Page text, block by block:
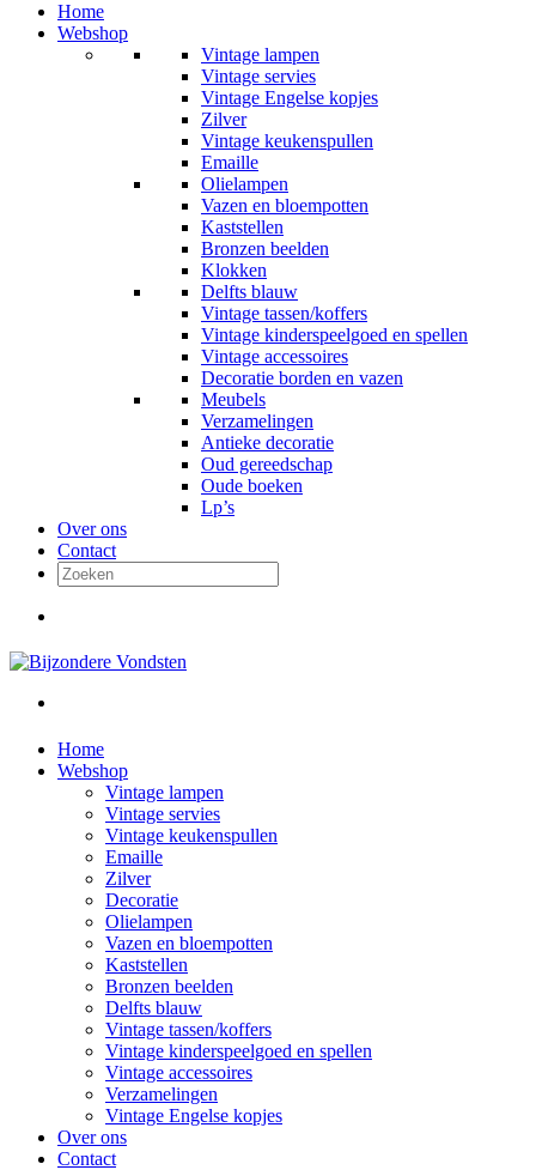
Home
Webshop
Vintage lampen
Vintage servies
Vintage Engelse kopjes
Zilver
Vintage keukenspullen
Emaille
Olielampen
Vazen en bloempotten
Kaststellen
Bronzen beelden
Klokken
Delfts blauw
Vintage tassen/koffers
Vintage kinderspeelgoed en spellen
Vintage accessoires
Decoratie borden en vazen
Meubels
Verzamelingen
Antieke decoratie
Oud gereedschap
Oude boeken
Lp’s
Over ons
Contact
Home
Webshop
Vintage lampen
Vintage servies
Vintage keukenspullen
Emaille
Zilver
Decoratie
Olielampen
Vazen en bloempotten
Kaststellen
Bronzen beelden
Delfts blauw
Vintage tassen/koffers
Vintage kinderspeelgoed en spellen
Vintage accessoires
Verzamelingen
Vintage Engelse kopjes
Over ons
Contact